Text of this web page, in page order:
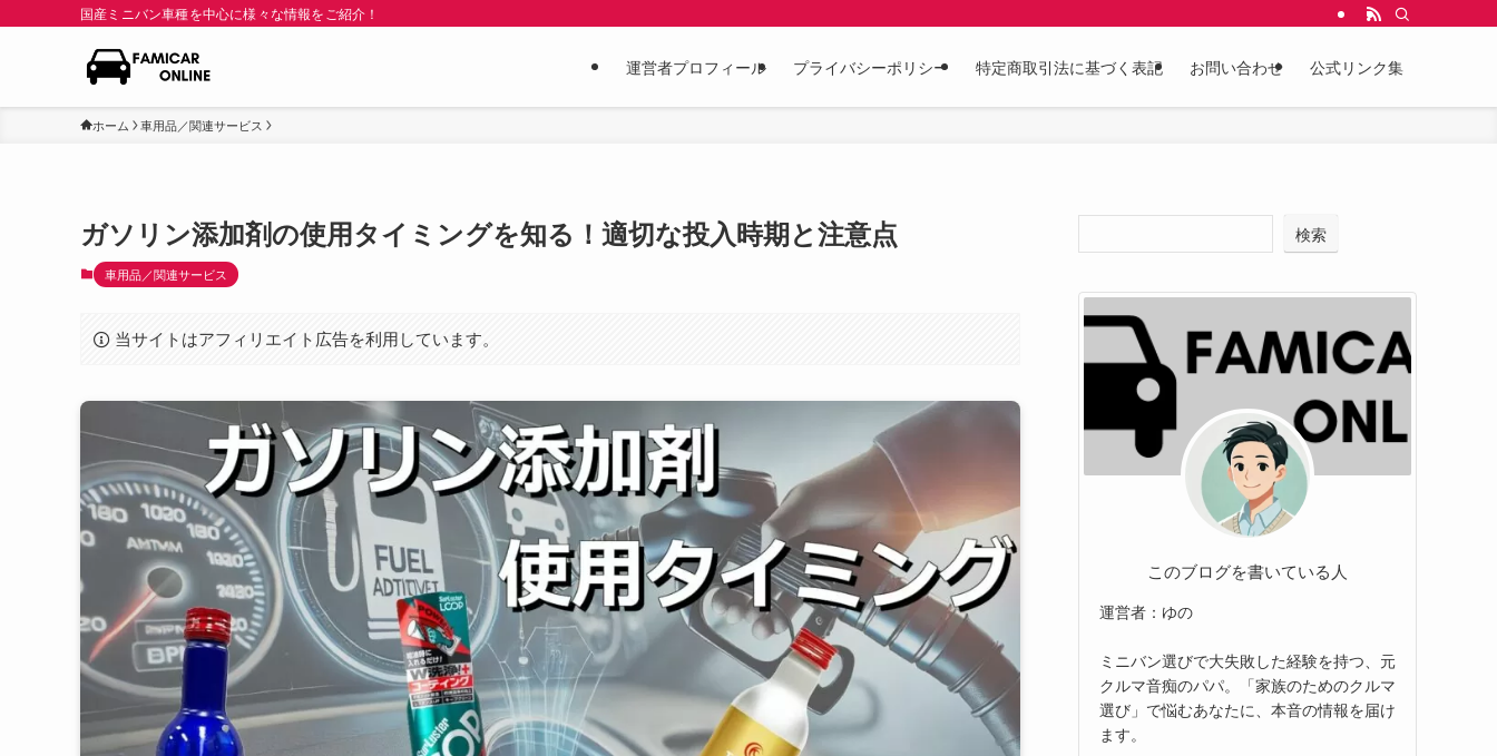
国産ミニバン車種を中心に様々な情報をご紹介！
運営者プロフィール プライバシーポリシー 特定商取引法に基づく表記 お問い合わせ 公式リンク集
ホーム 車用品／関連サービス
ガソリン添加剤の使用タイミングを知る！適切な投入時期と注意点
車用品／関連サービス
当サイトはアフィリエイト広告を利用しています。
検索
このブログを書いている人
運営者：ゆの
ミニバン選びで大失敗した経験を持つ、元
クルマ音痴のパパ。「家族のためのクルマ
選び」で悩むあなたに、本音の情報を届け
ます。